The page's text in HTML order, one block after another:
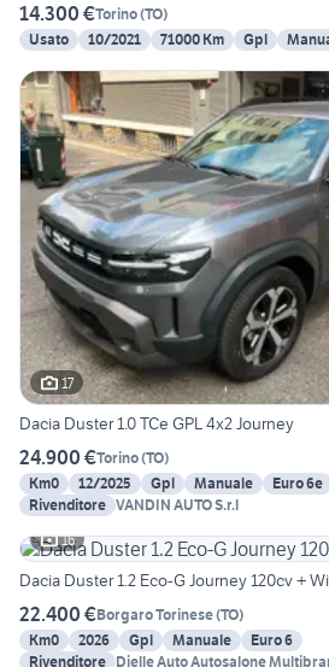
14.300 €Torino(TO)
Usato
10/2021 71000 Km Gpl
17
Dacia Duster 1.0 TCe GPL 4x2 Journey
24.900 €Torino(TO)
Km0
12/2025 Gpl Manuale
Euro 6e
Rivenditore VANDIN AUTO S.r.l
16
Dacia Duster 1.2 Eco-G Journey 120cv +
22.400 €Borgaro Torinese(TO)
Km0
2026 Gpl Manuale
Euro 6
Rivenditore Dielle Auto Autosalone